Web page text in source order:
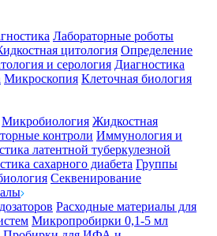
Лабораторные роботы
цитология Определение
и серология Диагностика
Микроскопия Клеточная биология
Микробиология Жидкостная
контроли Иммунология и
латентной туберкулезной
сахарного диабета Группы
Секвенирование
Расходные материалы для
Микропробирки 0,1-5 мл